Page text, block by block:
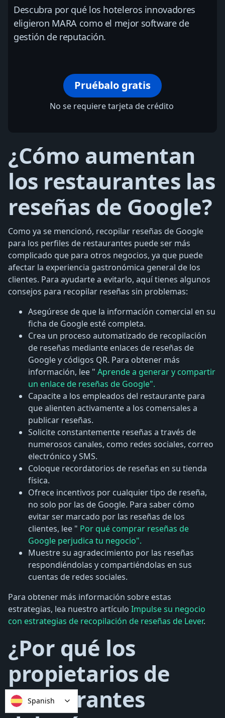
Descubra por qué los hoteleros innovadores
eligieron MARA como el mejor software de
gestión de reputación.
Pruébalo gratis
No se requiere tarjeta de crédito
¿Cómo aumentan
los restaurantes las
reseñas de Google?
Como ya se mencionó, recopilar reseñas de Google
para los perfiles de restaurantes puede ser más
complicado que para otros negocios, ya que puede
afectar la experiencia gastronómica general de los
clientes. Para ayudarte a evitarlo, aquí tienes algunos
consejos para recopilar reseñas sin problemas:
Asegúrese de que la información comercial en su
ficha de Google esté completa.
Crea un proceso automatizado de recopilación
de reseñas mediante enlaces de reseñas de
Google y códigos QR. Para obtener más
información, lee " Aprende a generar y compartir
un enlace de reseñas de Google".
Capacite a los empleados del restaurante para
que alienten activamente a los comensales a
publicar reseñas.
Solicite constantemente reseñas a través de
numerosos canales, como redes sociales, correo
electrónico y SMS.
Coloque recordatorios de reseñas en su tienda
física.
Ofrece incentivos por cualquier tipo de reseña,
no solo por las de Google. Para saber cómo
evitar ser marcado por las reseñas de los
clientes, lee " Por qué comprar reseñas de
Google perjudica tu negocio".
Muestre su agradecimiento por las reseñas
respondiéndolas y compartiéndolas en sus
cuentas de redes sociales.
Para obtener más información sobre estas
estrategias, lea nuestro artículo Impulse su negocio
con estrategias de recopilación de reseñas de Lever.
¿Por qué los
propietarios de
restaurantes
Spanish